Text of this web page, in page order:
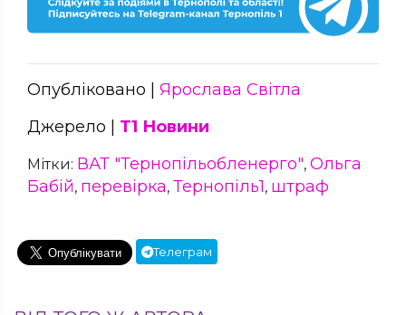
Опубліковано | Ярослава Світла
Джерело | Т1 Новини
Мітки: ВАТ "Тернопільобленерго", Ольга
Бабій, перевірка, Тернопіль1, штраф
Телеграм